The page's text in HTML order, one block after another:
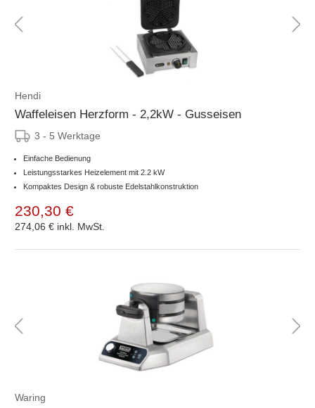
Hendi
Waffeleisen Herzform - 2,2kW - Gusseisen
3 - 5 Werktage
Einfache Bedienung
Leistungsstarkes Heizelement mit 2.2 kW
Kompaktes Design & robuste Edelstahlkonstruktion
230,30 €
274,06 € inkl. MwSt.
Waring